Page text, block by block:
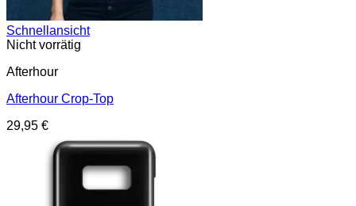
Schnellansicht
Nicht vorrätig
Afterhour
Afterhour Crop-Top
29,95 €